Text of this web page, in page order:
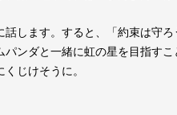
します。すると、「約束は守
ンダと一緒に虹の星を目指す
じけそうに。